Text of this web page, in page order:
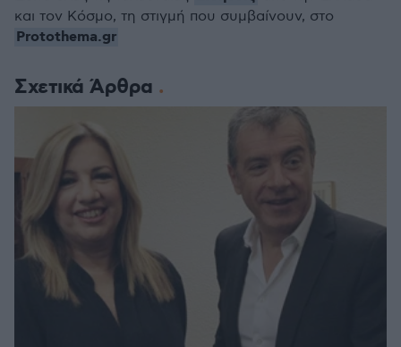
Σχετικά Άρθρα
και τον Κόσμο, τη στιγμή που συμβαίνουν, στο
Protothema.gr